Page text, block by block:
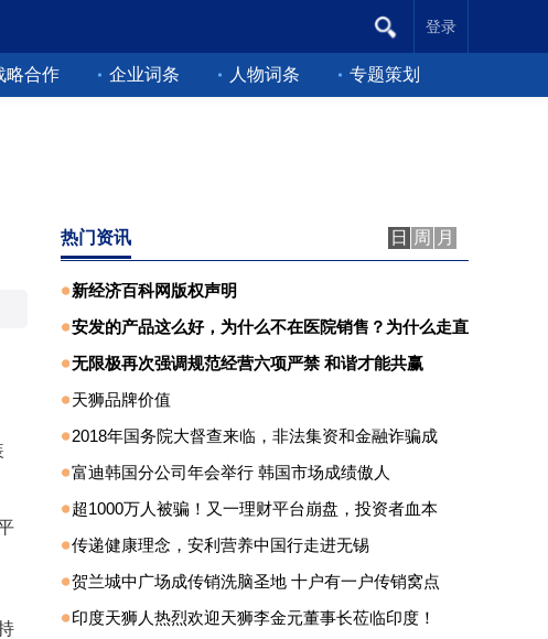
略合作 企业词条 人物词条 专题策划
登录
热门资讯 日 周 月
新经济百科网版权声明
安发的产品这么好，为什么不在医院销售？为什么走直
无限极再次强调规范经营六项严禁 和谐才能共赢
天狮品牌价值
2018年国务院大督查来临，非法集资和金融诈骗成
富迪韩国分公司年会举行 韩国市场成绩傲人
超1000万人被骗！又一理财平台崩盘，投资者血本
传递健康理念，安利营养中国行走进无锡
贺兰城中广场成传销洗脑圣地 十户有一户传销窝点
印度天狮人热烈欢迎天狮李金元董事长莅临印度！